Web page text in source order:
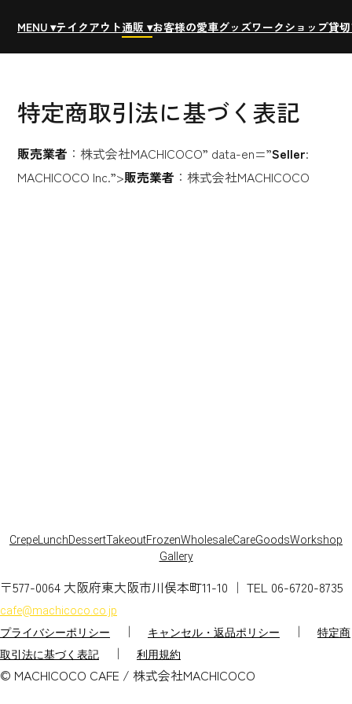
MENU ▾テイクアウト通販 ▾お客様の愛車グッズワークショップ貸切
特定商取引法に基づく表記
販売業者 ：株式会社MACHICOCO” data-en=”Seller:
MACHICOCO Inc.”>販売業者 ：株式会社MACHICOCO
Crepe LunchDessertTakeoutFrozenWholesaleCareGoodsWorkshop
Gallery
〒577-0064 大阪府東大阪市川俣本町11-10 ｜ TEL 06-6720-8735
cafe@machicoco.co.jp
プライバシーポリシー
｜ キャンセル・返品ポリシー ｜
特定商
取引法に基づく表記
｜ 利用規約
© MACHICOCO CAFE / 株式会社MACHICOCO